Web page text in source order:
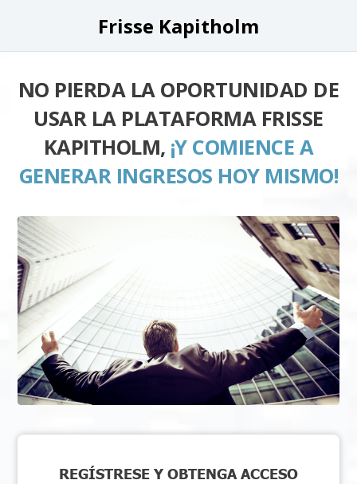
Frisse Kapitholm
NO PIERDA LA OPORTUNIDAD DE
USAR LA PLATAFORMA FRISSE
KAPITHOLM, ¡Y COMIENCE A
GENERAR INGRESOS HOY MISMO!
REGÍSTRESE Y OBTENGA ACCESO